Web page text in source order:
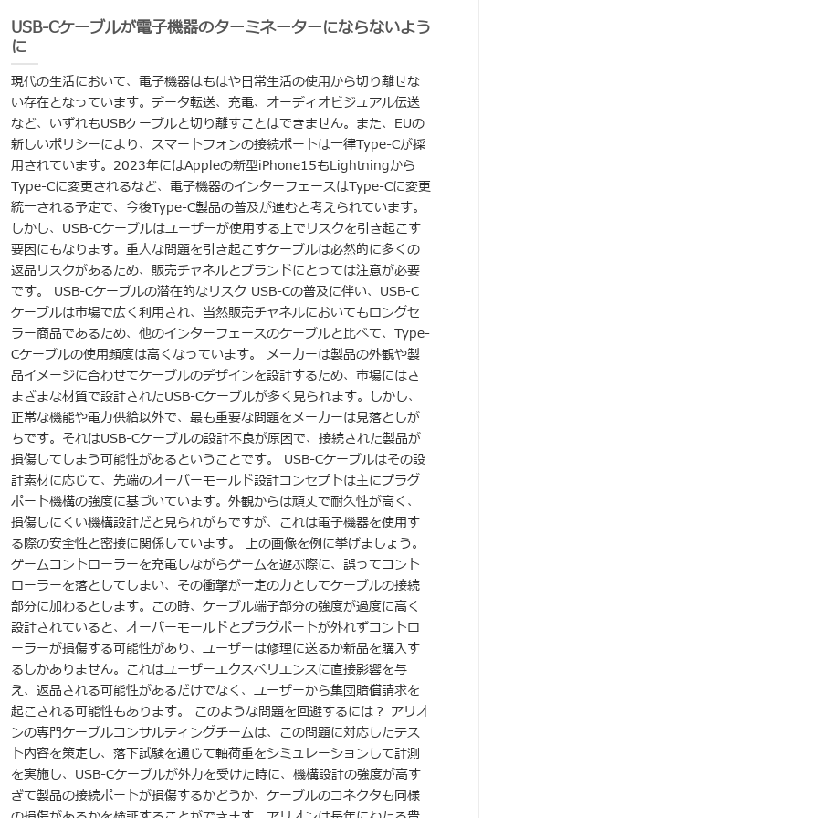
USB-Cケーブルが電子機器のターミネーターにならないよう
に
現代の生活において、電子機器はもはや日常生活の使用から切り離せな
い存在となっています。データ転送、充電、オーディオビジュアル伝送
など、いずれもUSBケーブルと切り離すことはできません。また、EUの
新しいポリシーにより、スマートフォンの接続ポートは一律Type-Cが採
用されています。2023年にはAppleの新型iPhone15もLightningから
Type-Cに変更されるなど、電子機器のインターフェースはType-Cに変更
統一される予定で、今後Type-C製品の普及が進むと考えられています。
しかし、USB-Cケーブルはユーザーが使用する上でリスクを引き起こす
要因にもなります。重大な問題を引き起こすケーブルは必然的に多くの
返品リスクがあるため、販売チャネルとブランドにとっては注意が必要
です。 USB-Cケーブルの潜在的なリスク USB-Cの普及に伴い、USB-C
ケーブルは市場で広く利用され、当然販売チャネルにおいてもロングセ
ラー商品であるため、他のインターフェースのケーブルと比べて、Type-
Cケーブルの使用頻度は高くなっています。 メーカーは製品の外観や製
品イメージに合わせてケーブルのデザインを設計するため、市場にはさ
まざまな材質で設計されたUSB-Cケーブルが多く見られます。しかし、
正常な機能や電力供給以外で、最も重要な問題をメーカーは見落としが
ちです。それはUSB-Cケーブルの設計不良が原因で、接続された製品が
損傷してしまう可能性があるということです。 USB-Cケーブルはその設
計素材に応じて、先端のオーバーモールド設計コンセプトは主にプラグ
ポート機構の強度に基づいています。外観からは頑丈で耐久性が高く、
損傷しにくい機構設計だと見られがちですが、これは電子機器を使用す
る際の安全性と密接に関係しています。 上の画像を例に挙げましょう。
ゲームコントローラーを充電しながらゲームを遊ぶ際に、誤ってコント
ローラーを落としてしまい、その衝撃が一定の力としてケーブルの接続
部分に加わるとします。この時、ケーブル端子部分の強度が過度に高く
設計されていると、オーバーモールドとプラグポートが外れずコントロ
ーラーが損傷する可能性があり、ユーザーは修理に送るか新品を購入す
るしかありません。これはユーザーエクスペリエンスに直接影響を与
え、返品される可能性があるだけでなく、ユーザーから集団賠償請求を
起こされる可能性もあります。 このような問題を回避するには？ アリオ
ンの専門ケーブルコンサルティングチームは、この問題に対応したテス
ト内容を策定し、落下試験を通じて軸荷重をシミュレーションして計測
を実施し、USB-Cケーブルが外力を受けた時に、機構設計の強度が高す
ぎて製品の接続ポートが損傷するかどうか、ケーブルのコネクタも同様